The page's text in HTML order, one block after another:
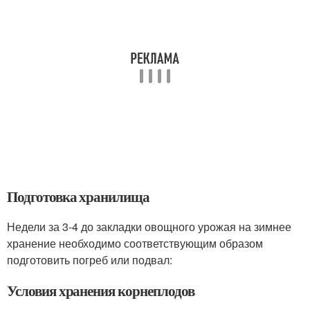
Подготовка хранилища
Недели за 3-4 до закладки овощного урожая на зимнее
хранение необходимо соответствующим образом
подготовить погреб или подвал:
Условия хранения корнеплодов